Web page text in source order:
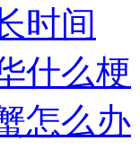
时间
什么梗
怎么办